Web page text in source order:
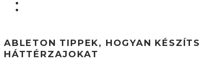
ABLETON TIPPEK, HOGYAN KÉSZÍTS
HÁTTÉRZAJOKAT